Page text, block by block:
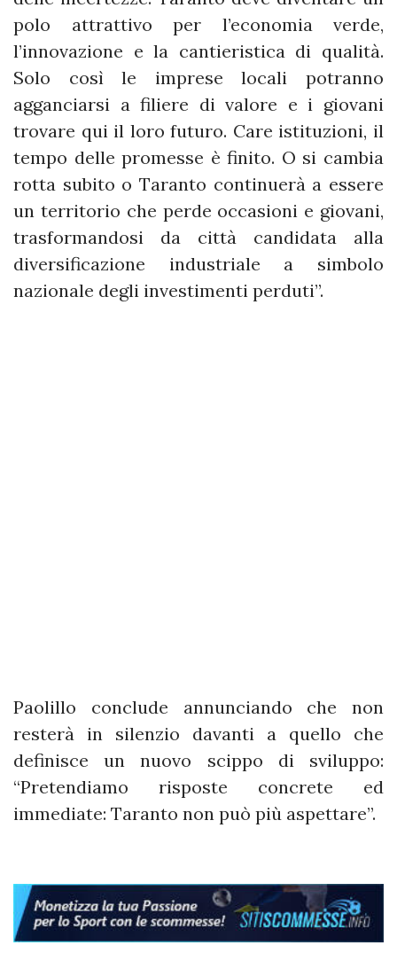
polo attrattivo per l’economia verde,
l’innovazione e la cantieristica di qualità.
Solo così le imprese locali potranno
agganciarsi a filiere di valore e i giovani
trovare qui il loro futuro. Care istituzioni, il
tempo delle promesse è finito. O si cambia
rotta subito o Taranto continuerà a essere
un territorio che perde occasioni e giovani,
trasformandosi da città candidata alla
diversificazione industriale a simbolo
nazionale degli investimenti perduti”.
Paolillo conclude annunciando che non
resterà in silenzio davanti a quello che
definisce un nuovo scippo di sviluppo:
“Pretendiamo risposte concrete ed
immediate: Taranto non può più aspettare”.